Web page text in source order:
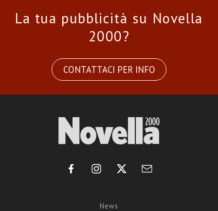
La tua pubblicità su Novella
2000?
CONTATTACI PER INFO
News